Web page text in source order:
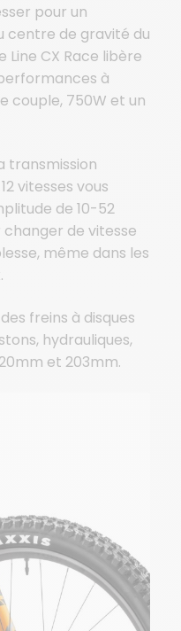
pour un
centre de gravité du
CX Race libère
à
couple, 750W et un
transmission
vitesses vous
de 10-52
de vitesse
même dans les
freins à disques
hydrauliques,
et 203mm.